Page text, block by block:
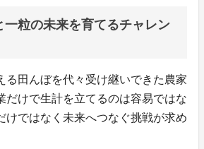
一粒の未来を育てるチャレン
る田んぼを代々受け継いできた農家
だけで生計を立てるのは容易ではな
けではなく未来へつなぐ挑戦が求め